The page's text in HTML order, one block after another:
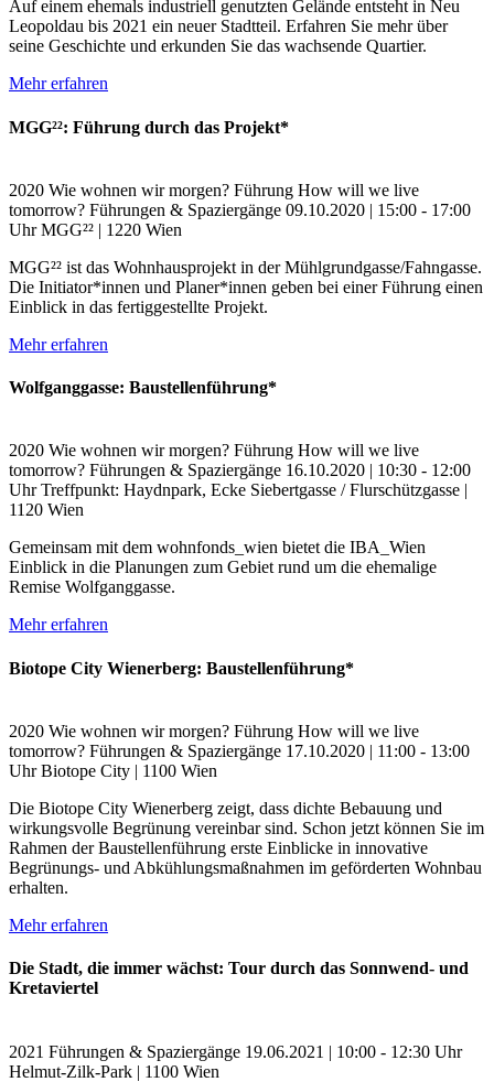
Auf einem ehemals industriell genutzten Gelände entsteht in Neu
Leopoldau bis 2021 ein neuer Stadtteil. Erfahren Sie mehr über
seine Geschichte und erkunden Sie das wachsende Quartier.
Mehr erfahren
MGG²²: Führung durch das Projekt*
2020 Wie wohnen wir morgen? Führung How will we live
tomorrow? Führungen & Spaziergänge 09.10.2020 | 15:00 - 17:00
Uhr MGG²² | 1220 Wien
MGG²² ist das Wohnhausprojekt in der Mühlgrundgasse/Fahngasse.
Die Initiator*innen und Planer*innen geben bei einer Führung einen
Einblick in das fertiggestellte Projekt.
Mehr erfahren
Wolfganggasse: Baustellenführung*
2020 Wie wohnen wir morgen? Führung How will we live
tomorrow? Führungen & Spaziergänge 16.10.2020 | 10:30 - 12:00
Uhr Treffpunkt: Haydnpark, Ecke Siebertgasse / Flurschützgasse |
1120 Wien
Gemeinsam mit dem wohnfonds_wien bietet die IBA_Wien
Einblick in die Planungen zum Gebiet rund um die ehemalige
Remise Wolfganggasse.
Mehr erfahren
Biotope City Wienerberg: Baustellenführung*
2020 Wie wohnen wir morgen? Führung How will we live
tomorrow? Führungen & Spaziergänge 17.10.2020 | 11:00 - 13:00
Uhr Biotope City | 1100 Wien
Die Biotope City Wienerberg zeigt, dass dichte Bebauung und
wirkungsvolle Begrünung vereinbar sind. Schon jetzt können Sie im
Rahmen der Baustellenführung erste Einblicke in innovative
Begrünungs- und Abkühlungsmaßnahmen im geförderten Wohnbau
erhalten.
Mehr erfahren
Die Stadt, die immer wächst: Tour durch das Sonnwend- und
Kretaviertel
2021 Führungen & Spaziergänge 19.06.2021 | 10:00 - 12:30 Uhr
Helmut-Zilk-Park | 1100 Wien